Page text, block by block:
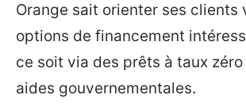
Orange sait orienter ses clients
options de financement
ce soit via des prêts à taux zéro
aides gouvernementales.